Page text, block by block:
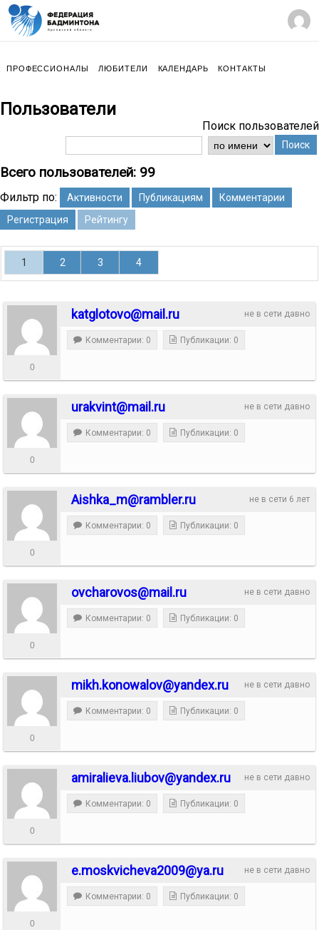
ПРОФЕССИОНАЛЫ ЛЮБИТЕЛИ КАЛЕНДАРЬ КОНТАКТЫ
Пользователи
Поиск пользователей
Поиск
Всего пользователей: 99
Фильтр по: Активности Публикациям
Комментарии
Регистрация
Рейтингу
1 2 3 4
не в сети давно
katglotovo@mail.ru
0
Комментарии: 0 Публикации: 0
не в сети давно
urakvint@mail.ru
0
Комментарии: 0 Публикации: 0
не в сети 6 лет
Aishka_m@rambler.ru
0
Комментарии: 0 Публикации: 0
не в сети давно
ovcharovos@mail.ru
0
Комментарии: 0 Публикации: 0
не в сети давно
mikh.konowalov@yandex.ru
0
Комментарии: 0 Публикации: 0
не в сети давно
amiralieva.liubov@yandex.ru
0
Комментарии: 0 Публикации: 0
не в сети давно
e.moskvicheva2009@ya.ru
0
Комментарии: 0 Публикации: 0